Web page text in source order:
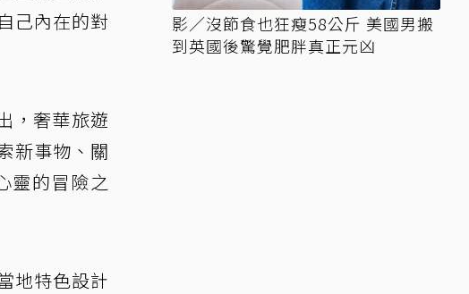
己內在的對
，奢華旅遊
新事物、關
靈的冒險之
地特色設計
影／沒節食也狂瘦58公斤 美國男搬
到英國後驚覺肥胖真正元凶